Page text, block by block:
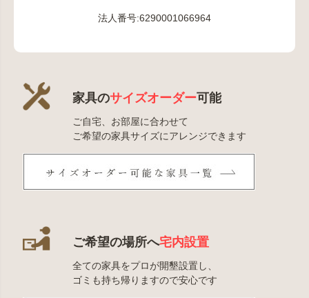
法人番号:6290001066964
家具のサイズオーダー可能
ご自宅、お部屋に合わせて
ご希望の家具サイズにアレンジできます
ご希望の場所へ宅内設置
全ての家具をプロが開墾設置し、
ゴミも持ち帰りますので安心です